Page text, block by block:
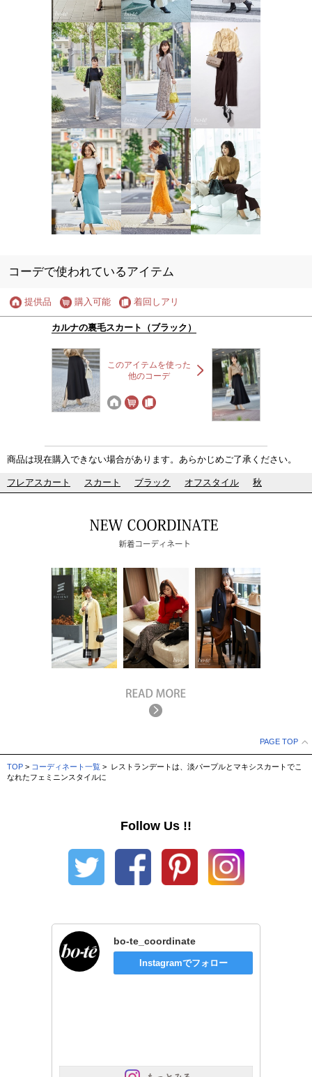
コーデで使われているアイテム
提供品 購入可能 着回しアリ
カルナの裏毛スカート（ブラック）
このアイテムを使った
他のコーデ
商品は現在購入できない場合があります。あらかじめご了承ください。
フレアスカート スカート ブラック オフスタイル 秋
PAGE TOP
TOP > コーディネート一覧 > レストランデートは、淡パープルとマキシスカートでこ
なれたフェミニンスタイルに
Follow Us !!
bo-te_coordinate
Instagramでフォロー